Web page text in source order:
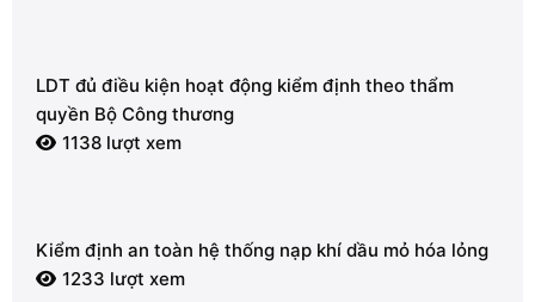
LDT đủ điều kiện hoạt động kiểm định theo thẩm
quyền Bộ Công thương
1138 lượt xem
Kiểm định an toàn hệ thống nạp khí dầu mỏ hóa lỏng
1233 lượt xem